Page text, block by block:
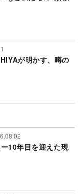
が明かす、噂の
10年目を迎えた現